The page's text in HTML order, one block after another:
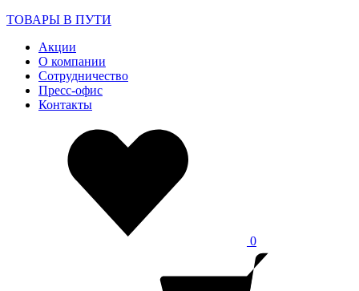
ТОВАРЫ В ПУТИ
Акции
О компании
Сотрудничество
Пресс-офис
Контакты
0